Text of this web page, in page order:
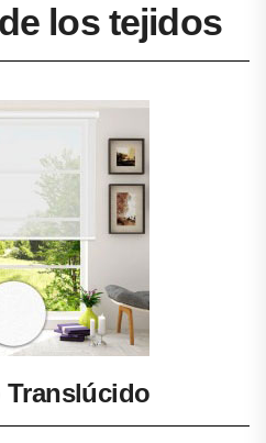
los tejidos
Translúcido